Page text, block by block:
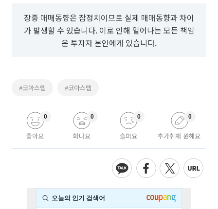
장중 매매동향은 잠정치이므로 실제 매매동향과 차이
가 발생할 수 있습니다. 이로 인해 일어나는 모든 책임
은 투자자 본인에게 있습니다.
#코아스템 #코아스템
좋아요
0
화나요
0
슬퍼요
0
추가취재 원해요
0